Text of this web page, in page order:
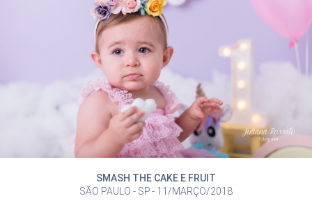
SMASH THE CAKE E FRUIT
SÃO PAULO - SP
11/MARÇO/2018